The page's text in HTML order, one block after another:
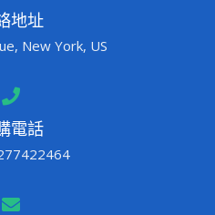
地址
New York, US
電話